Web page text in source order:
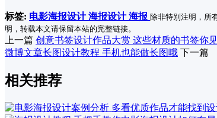
标签: 电影海报设计海报设计海报 除非特别注明，所
明，转载本文请保留本站的完整链接。
上一篇 创意书签设计作品大赏 这些材质的书签你
微博文章长图设计教程 手机也能做长图哦 下一篇
相关推荐